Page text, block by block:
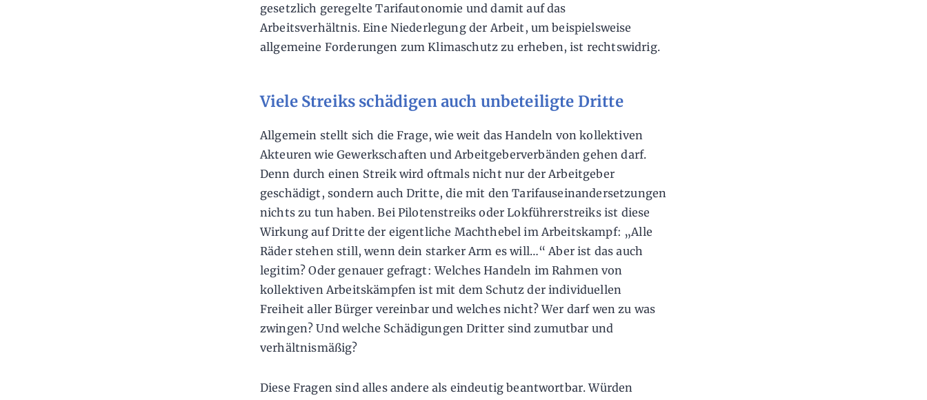
gesetzlich geregelte Tarifautonomie und damit auf das
Arbeitsverhältnis. Eine Niederlegung der Arbeit, um beispielsweise
allgemeine Forderungen zum Klimaschutz zu erheben, ist rechtswidrig.
Viele Streiks schädigen auch unbeteiligte Dritte
Allgemein stellt sich die Frage, wie weit das Handeln von kollektiven
Akteuren wie Gewerkschaften und Arbeitgeberverbänden gehen darf.
Denn durch einen Streik wird oftmals nicht nur der Arbeitgeber
geschädigt, sondern auch Dritte, die mit den Tarifauseinandersetzungen
nichts zu tun haben. Bei Pilotenstreiks oder Lokführerstreiks ist diese
Wirkung auf Dritte der eigentliche Machthebel im Arbeitskampf: „Alle
Räder stehen still, wenn dein starker Arm es will…“ Aber ist das auch
legitim? Oder genauer gefragt: Welches Handeln im Rahmen von
kollektiven Arbeitskämpfen ist mit dem Schutz der individuellen
Freiheit aller Bürger vereinbar und welches nicht? Wer darf wen zu was
zwingen? Und welche Schädigungen Dritter sind zumutbar und
verhältnismäßig?
Diese Fragen sind alles andere als eindeutig beantwortbar. Würden